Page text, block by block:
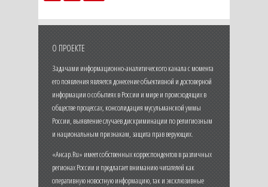
О ПРОЕКТЕ
Задачами информационно-аналитического канала с момента
его появления является донесение объективной и достоверной
информации о событиях в России и мире и происходящих в
обществе процессах, консолидация мусульманской уммы
России, выявление случаев дискриминации по религиозным
и национальным признакам, защита прав верующих.
«Ансар.Ru» имеет собственных корреспондентов в различных
регионах России и предлагает вниманию читателей как
оперативную новостную информацию, так и эксклюзивные